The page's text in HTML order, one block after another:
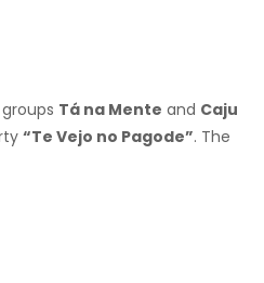
Tá na Mente and Caju
“Te Vejo no Pagode”. The